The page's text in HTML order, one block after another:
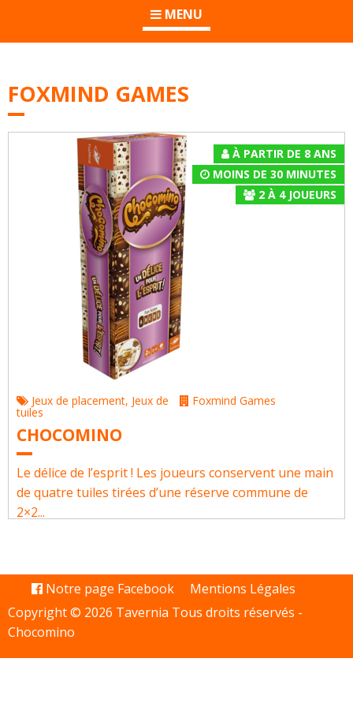
MENU
FOXMIND GAMES
À PARTIR DE 8 ANS
MOINS DE 30 MINUTES
2À 4JOUEURS
Jeux de placement, Jeux de
tuiles
Foxmind Games
CHOCOMINO
Le délice de l’esprit ! Les joueurs conservent une main
de quatre tuiles tirées d’une réserve commune de
2×2...
Notre page Facebook
Mentions Légales
Copyright © 2026 Tavernia Tous droits réservés -
Chocomino